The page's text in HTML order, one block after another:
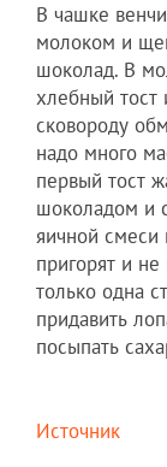
В чашке
молоком и
шоколад. В
хлебный тост
сковороду
надо много
первый тост
шоколадом и
яичной смеси
пригорят и не
только одна
придавить
посыпать
Источник